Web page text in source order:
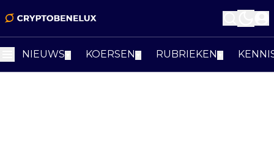
NIEUWS KOERSEN RUBRIEKEN